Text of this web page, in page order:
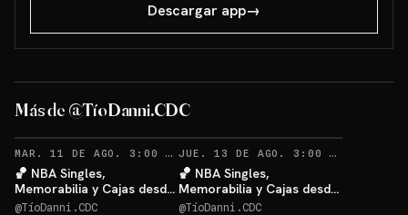
Descargar app→
Más de @TíoDanni.CDC
MAR. 11 DE AGO. 3:00 AM · 62RECORDATORIOS
🏀 NBA Singles,
Memorabilia y Cajas desde
$20 🔥
@TíoDanni.CDC
JUE. 13 DE AGO. 3:00 AM
🏀 NBA Singles,
Memorabilia y Cajas desde
$20 🔥
@TíoDanni.CDC